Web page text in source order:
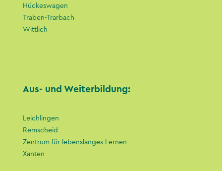
Hückeswagen
Traben-Trarbach
Wittlich
Aus- und Weiterbildung:
Leichlingen
Remscheid
Zentrum für lebenslanges Lernen
Xanten